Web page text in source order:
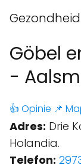
Göbel
-
👍 Opinie 📌
Adres: Drie
Holandia.
Telefon: